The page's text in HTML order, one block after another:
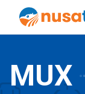
MUX